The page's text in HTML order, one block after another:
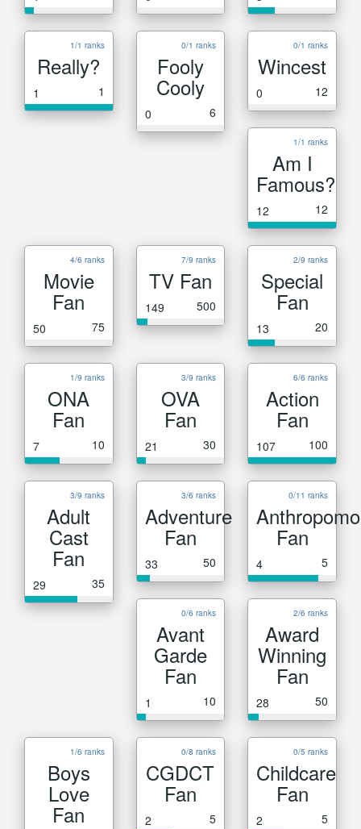
1/1 ranks
Really?
1 1
0/1 ranks
Fooly
Cooly
0 6
0/1 ranks
Wincest
0 12
1/1 ranks
Am I
Famous?
12 12
4/6 ranks
Movie
Fan
50 75
7/9 ranks
TV Fan
149 500
2/9 ranks
Special
Fan
13 20
1/9 ranks
ONA
Fan
7 10
3/9 ranks
OVA
Fan
21 30
6/6 ranks
Action
Fan
107 100
3/9 ranks
Adult
Cast
Fan
29 35
3/6 ranks
Adventure
Fan
33 50
0/11 ranks
Fan
4 5
0/6 ranks
Avant
Garde
Fan
1 10
2/6 ranks
Award
Winning
Fan
28 50
1/6 ranks
Boys
Love
Fan
0/8 ranks
CGDCT
Fan
2 5
0/5 ranks
Childcare
Fan
2 5